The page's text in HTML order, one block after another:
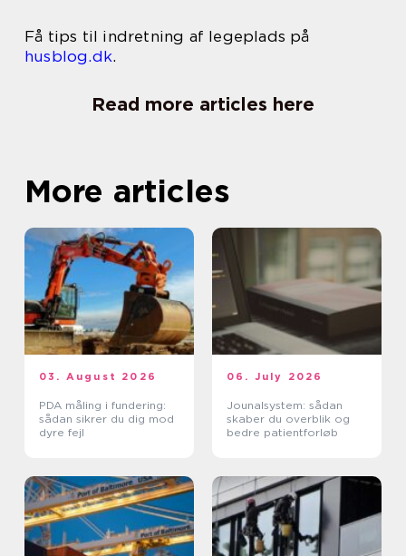
Få tips til indretning af legeplads på
husblog.dk.
Read more articles here
More articles
03. August 2026
PDA måling i fundering:
sådan sikrer du dig mod
dyre fejl
06. July 2026
Jounalsystem: sådan
skaber du overblik og
bedre patientforløb